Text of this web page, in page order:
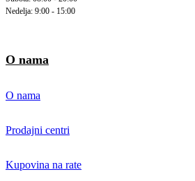
Nedelja: 9:00 - 15:00
O nama
O nama
Prodajni centri
Kupovina na rate